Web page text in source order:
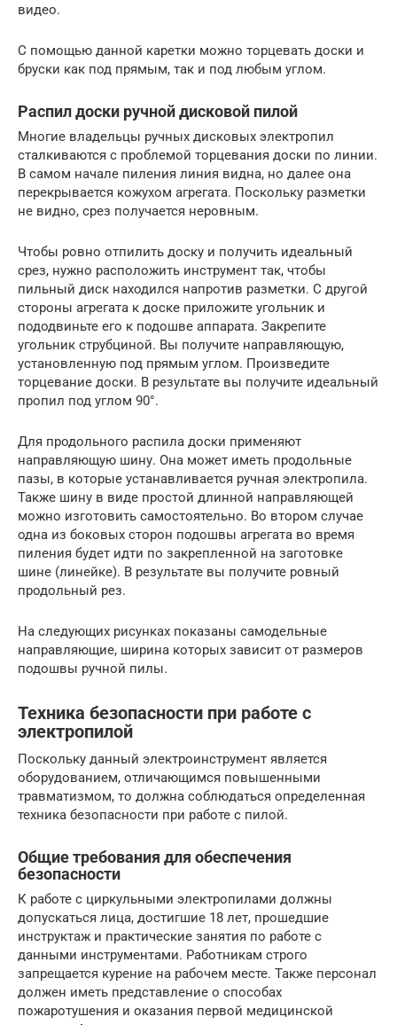
видео.
С помощью данной каретки можно торцевать доски и
бруски как под прямым, так и под любым углом.
Распил доски ручной дисковой пилой
Многие владельцы ручных дисковых электропил
сталкиваются с проблемой торцевания доски по линии.
В самом начале пиления линия видна, но далее она
перекрывается кожухом агрегата. Поскольку разметки
не видно, срез получается неровным.
Чтобы ровно отпилить доску и получить идеальный
срез, нужно расположить инструмент так, чтобы
пильный диск находился напротив разметки. С другой
стороны агрегата к доске приложите угольник и
пододвиньте его к подошве аппарата. Закрепите
угольник струбциной. Вы получите направляющую,
установленную под прямым углом. Произведите
торцевание доски. В результате вы получите идеальный
пропил под углом 90°.
Для продольного распила доски применяют
направляющую шину. Она может иметь продольные
пазы, в которые устанавливается ручная электропила.
Также шину в виде простой длинной направляющей
можно изготовить самостоятельно. Во втором случае
одна из боковых сторон подошвы агрегата во время
пиления будет идти по закрепленной на заготовке
шине (линейке). В результате вы получите ровный
продольный рез.
На следующих рисунках показаны самодельные
направляющие, ширина которых зависит от размеров
подошвы ручной пилы.
Техника безопасности при работе с
электропилой
Поскольку данный электроинструмент является
оборудованием, отличающимся повышенными
травматизмом, то должна соблюдаться определенная
техника безопасности при работе с пилой.
Общие требования для обеспечения
безопасности
К работе с циркульными электропилами должны
допускаться лица, достигшие 18 лет, прошедшие
инструктаж и практические занятия по работе с
данными инструментами. Работникам строго
запрещается курение на рабочем месте. Также персонал
должен иметь представление о способах
пожаротушения и оказания первой медицинской